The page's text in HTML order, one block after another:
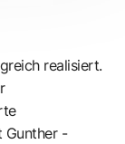
realisiert.
Gunther